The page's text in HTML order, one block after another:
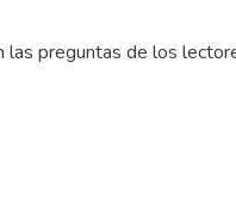
las preguntas de los